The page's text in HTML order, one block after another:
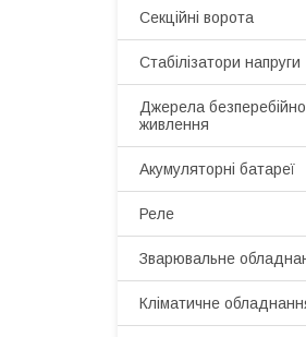
Секційні ворота
Стабілізатори напруги
Джерела
живлення
Акумуляторні батареї
Реле
Зварювальне
Кліматичне